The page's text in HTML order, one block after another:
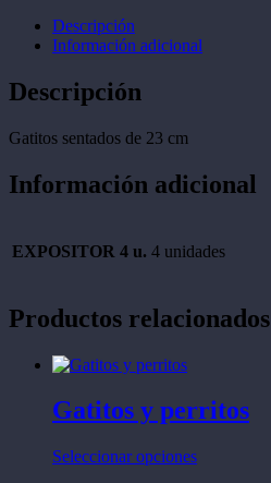
Descripción
Información adicional
Descripción
Gatitos sentados de 23 cm
Información adicional
EXPOSITOR 4 u. 4 unidades
Productos relacionados
Gatitos y perritos
Seleccionar opcionesEste